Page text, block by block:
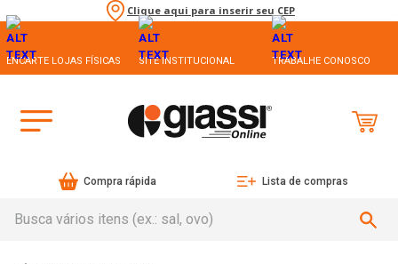
Clique aqui para inserir seu CEP
ENCARTE LOJAS FÍSICAS SITE INSTITUCIONAL TRABALHE CONOSCO
Compra rápida Lista de compras